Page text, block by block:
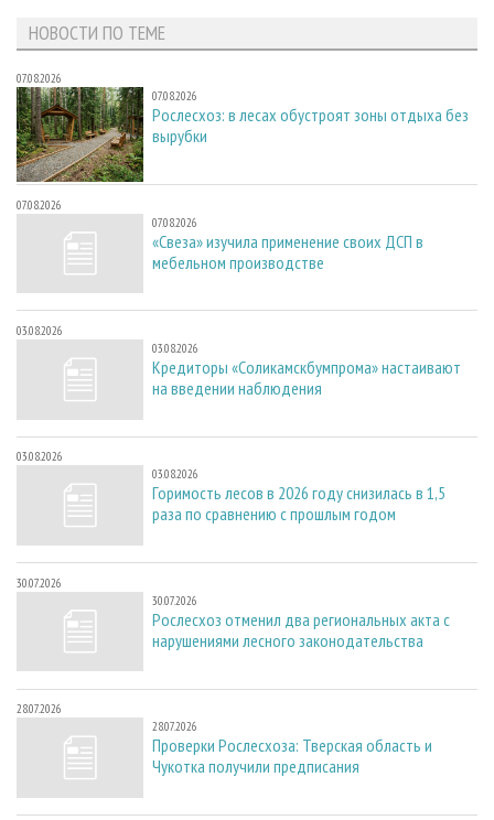
НОВОСТИ ПО ТЕМЕ
07.08.2026
07.08.2026
Рослесхоз: в лесах обустроят зоны отдыха без
вырубки
07.08.2026
07.08.2026
«Свеза» изучила применение своих ДСП в
мебельном производстве
03.08.2026
03.08.2026
Кредиторы «Соликамскбумпрома» настаивают
на введении наблюдения
03.08.2026
03.08.2026
Горимость лесов в 2026 году снизилась в 1,5
раза по сравнению с прошлым годом
30.07.2026
30.07.2026
Рослесхоз отменил два региональных акта с
нарушениями лесного законодательства
28.07.2026
28.07.2026
Проверки Рослесхоза: Тверская область и
Чукотка получили предписания